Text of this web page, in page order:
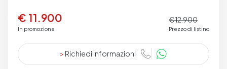
€ 11.900
In promozione
€ 12.900
Prezzo di listino
> Richiedi informazioni